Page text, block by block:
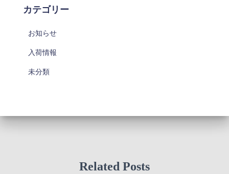
カテゴリー
お知らせ
入荷情報
未分類
Related Posts